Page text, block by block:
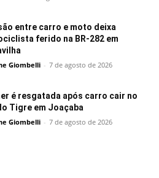
entre carro e moto deixa
ferido na BR-282 em
Giombelli - 7 de agosto de 2026
é resgatada após carro cair no
Tigre em Joaçaba
Giombelli - 7 de agosto de 2026